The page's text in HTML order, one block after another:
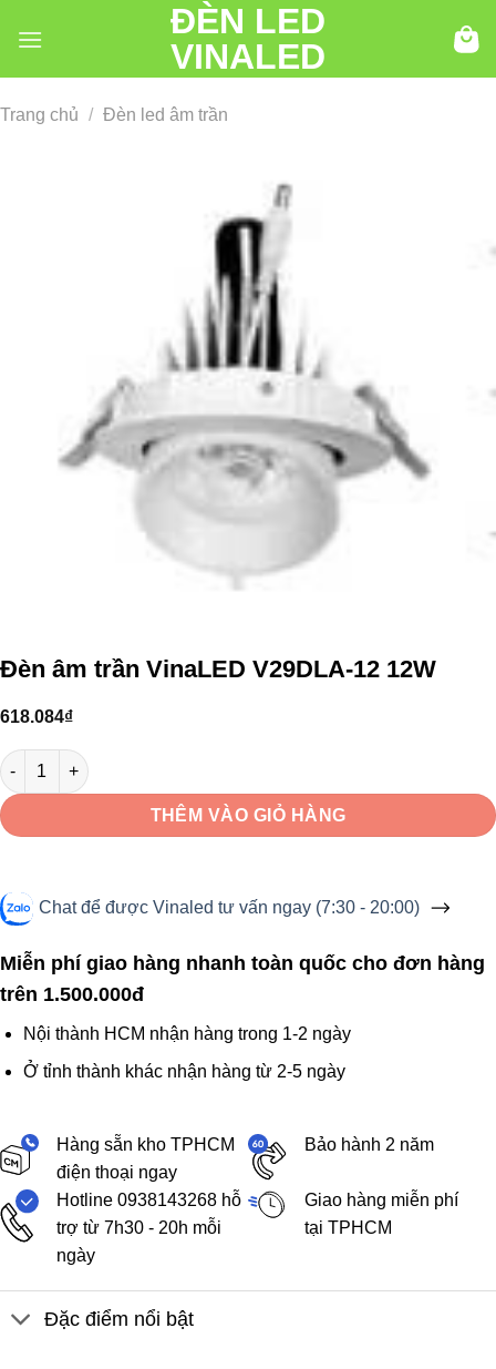
đến
ĐÈN LED
VINALED
Trang chủ / Đèn led âm trần
Đèn âm trần VinaLED V29DLA-12 12W
618.084₫
Đèn âm trần VinaLED V29DLA-12 12W số lượng
THÊM VÀO GIỎ HÀNG
Chat để được Vinaled tư vấn ngay (7:30 - 20:00)
Miễn phí giao hàng nhanh toàn quốc cho đơn hàng
trên 1.500.000đ
Nội thành HCM nhận hàng trong 1-2 ngày
Ở tỉnh thành khác nhận hàng từ 2-5 ngày
Hàng sẵn kho TPHCM
điện thoại ngay
Bảo hành 2 năm
Hotline 0938143268 hỗ
trợ từ 7h30 - 20h mỗi
ngày
Giao hàng miễn phí
tại TPHCM
Đặc điểm nổi bật